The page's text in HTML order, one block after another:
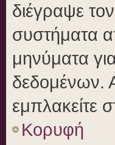
διέγραψε
συστήματα
μηνύματα
δεδομένων.
εμπλακείτε
Κορυφή